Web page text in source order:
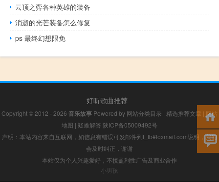
云顶之弈各种英雄的装备
消逝的光芒装备怎么修复
ps 最终幻想限免
好听歌曲推荐
Copyright © 2012 - 2026 音乐故事 Powered by 网站分类目录 | 精选推荐文章 | 网站
地图 | 疑难解答 陕ICP备05009492号
声明：本站内容来自互联网，如信息有错误可发邮件到f_fb#foxmail.com说明，我们
会及时纠正，谢谢
本站仅为个人兴趣爱好，不接盈利性广告及商业合作
小男孩